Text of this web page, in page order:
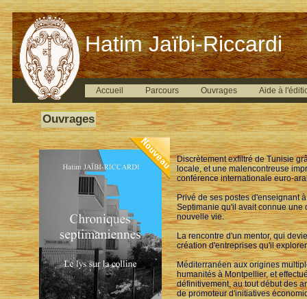
Hatim Jaïbi-Riccardi
Accueil Parcours Ouvrages Aide à
Ouvrages
Discrètement exfiltré de Tunisie
locale, et une malencontreuse
conférence internationale euro-
Privé de ses postes d'enseignant
Septimanie qu'il avait connue une
nouvelle vie.
La rencontre d'un mentor, qui
création d'entreprises qu'il
Méditerranéen aux origines
humanités à Montpellier, et
définitivement, au tout début des
de promoteur d'initiatives